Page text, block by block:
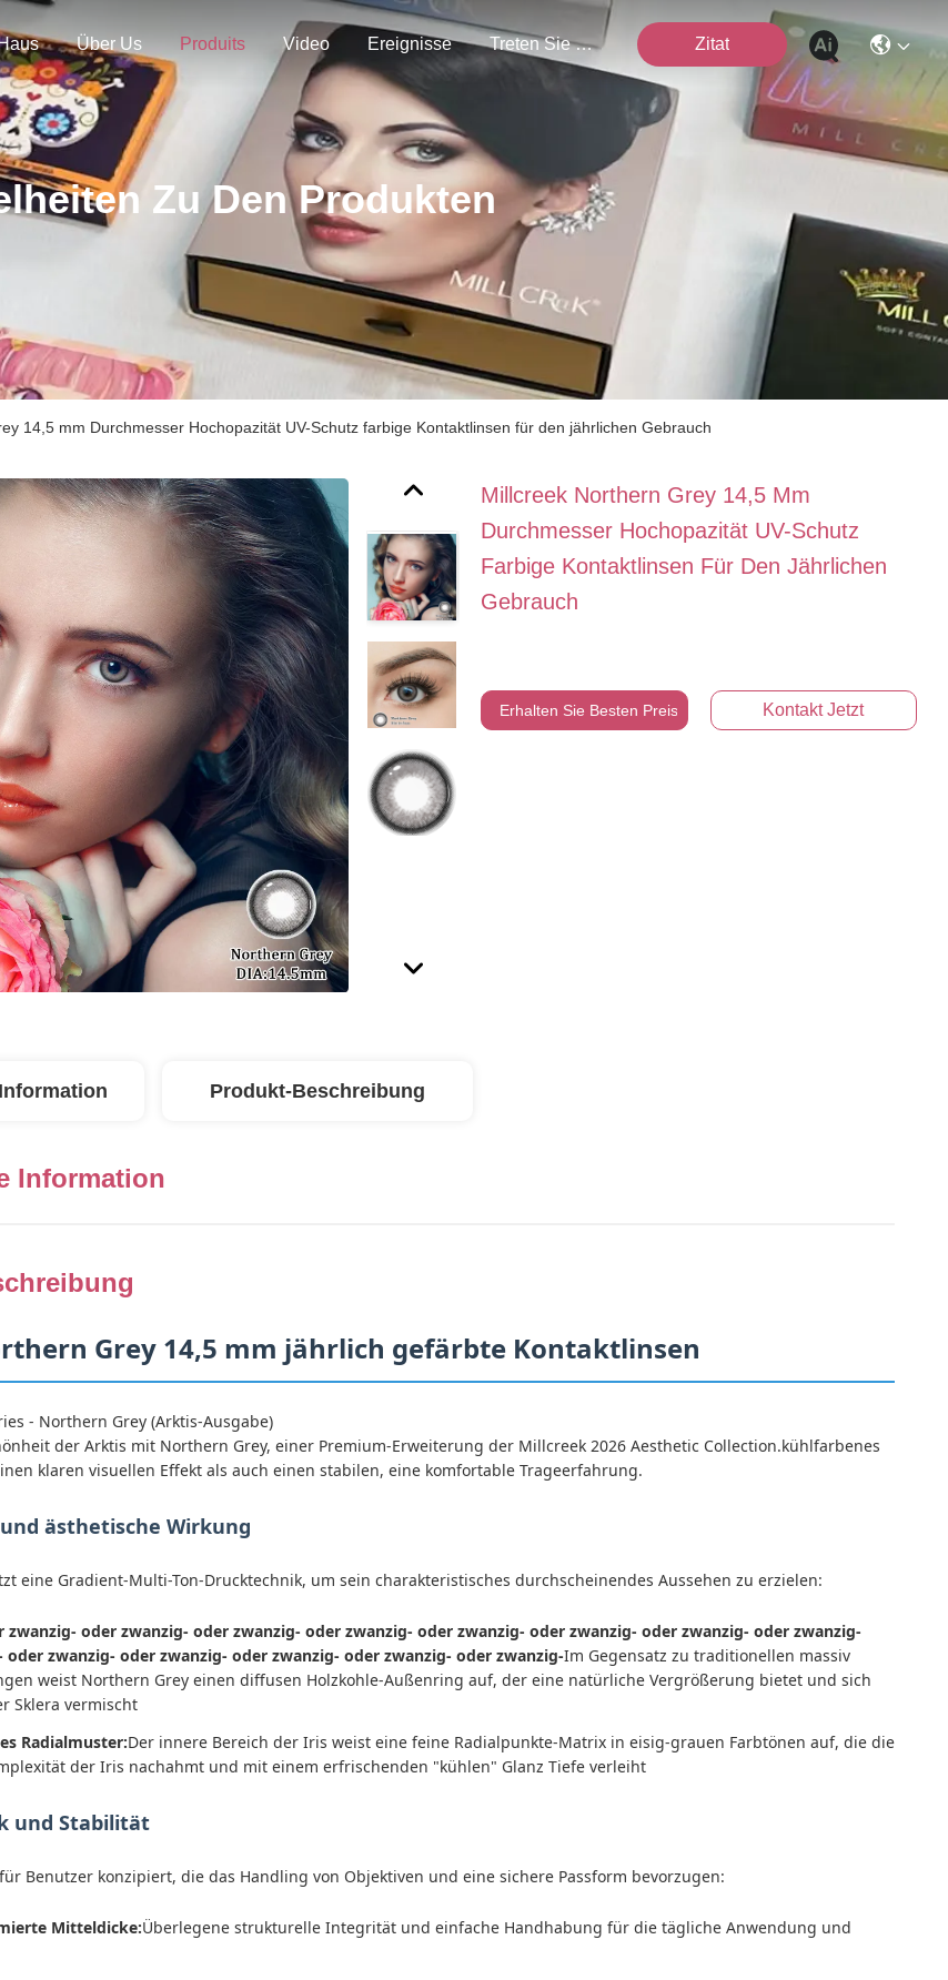
Über Us Produits Video Ereignisse Treten Sie Mit Uns In Verbindung Zitat
Zu Den Produkten
14,5 mm Durchmesser Hochopazität UV-Schutz farbige Kontaktlinsen für den jährlichen Gebrauch
Millcreek Northern Grey 14,5 Mm
Durchmesser Hochopazität UV-Schutz
Farbige Kontaktlinsen Für Den Jährlichen
Gebrauch
Erhalten Sie Besten Preis Kontakt Jetzt
Produkt-Beschreibung
Information
Grey 14,5 mm jährlich gefärbte Kontaktlinsen
- Northern Grey (Arktis-Ausgabe)
der Arktis mit Northern Grey, einer Premium-Erweiterung der Millcreek 2026 Aesthetic Collection.kühlfarbenes
klaren visuellen Effekt als auch einen stabilen, eine komfortable Trageerfahrung.
ästhetische Wirkung
eine Gradient-Multi-Ton-Drucktechnik, um sein charakteristisches durchscheinendes Aussehen zu erzielen:
zwanzig- oder zwanzig- oder zwanzig- oder zwanzig- oder zwanzig- oder zwanzig- oder zwanzig- oder zwanzig-
oder zwanzig- oder zwanzig- oder zwanzig- oder zwanzig- oder zwanzig-Im Gegensatz zu traditionellen massiv
weist Northern Grey einen diffusen Holzkohle-Außenring auf, der eine natürliche Vergrößerung bietet und sich
Sklera vermischt
Radialmuster:Der innere Bereich der Iris weist eine feine Radialpunkte-Matrix in eisig-grauen Farbtönen auf, die die
der Iris nachahmt und mit einem erfrischenden "kühlen" Glanz Tiefe verleiht
und Stabilität
Benutzer konzipiert, die das Handling von Objektiven und eine sichere Passform bevorzugen:
Mitteldicke:Überlegene strukturelle Integrität und einfache Handhabung für die tägliche Anwendung und